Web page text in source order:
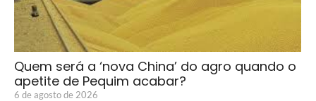
Quem será a ‘nova China’ do agro quando o
apetite de Pequim acabar?
6 de agosto de 2026